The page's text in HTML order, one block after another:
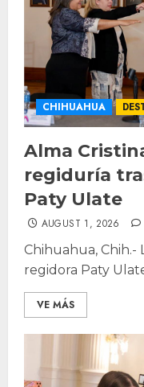
CHIHUAHUA
Alma
regiduría
Paty Ulate
AUGUST 1, 2026
Chihuahua,
regidora Paty
VE MÁS